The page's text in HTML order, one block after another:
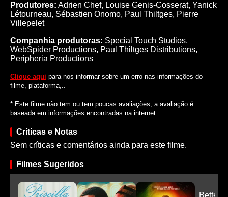
Produtores: Adrien Chef, Louise Genis-Cosserat, Yanick
Létourneau, Sébastien Onomo, Paul Thiltges, Pierre
Villepelet
Companhia produtoras: Special Touch Studios,
WebSpider Productions, Paul Thiltges Distributions,
Peripheria Productions
Clique aqui para nos informar sobre um erro nas informações do
filme, plataforma,..
* Este filme não tem ou tem poucas avaliações, a avaliação é
baseada em informações encontradas na internet.
Críticas e Notas
Sem críticas e comentários ainda para este filme.
Filmes Sugeridos
Better